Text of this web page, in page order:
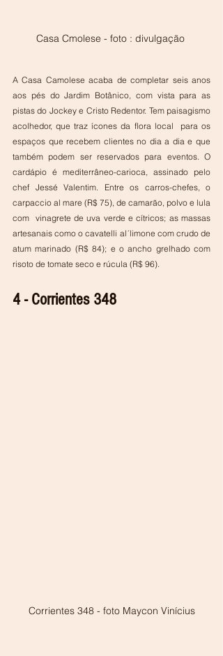
Casa Cmolese - foto : divulgação
A Casa Camolese acaba de completar seis anos
aos pés do Jardim Botânico, com vista para as
pistas do Jockey e Cristo Redentor. Tem paisagismo
acolhedor, que traz ícones da flora local  para os
espaços que recebem clientes no dia a dia e que
também podem ser reservados para eventos. O
cardápio é mediterrâneo-carioca, assinado pelo
chef Jessé Valentim. Entre os carros-chefes, o
carpaccio al mare (R$ 75), de camarão, polvo e lula
com  vinagrete de uva verde e cítricos; as massas
artesanais como o cavatelli al´limone com crudo de
atum marinado (R$ 84); e o ancho grelhado com
risoto de tomate seco e rúcula (R$ 96).
4 - Corrientes 348
Corrientes 348 - foto Maycon Vinícius